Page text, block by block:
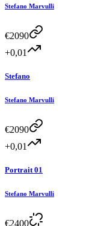
Stefano Marvulli
€2090
+0,01
Stefano
Stefano Marvulli
€2090
+0,01
Portrait 01
Stefano Marvulli
€2400